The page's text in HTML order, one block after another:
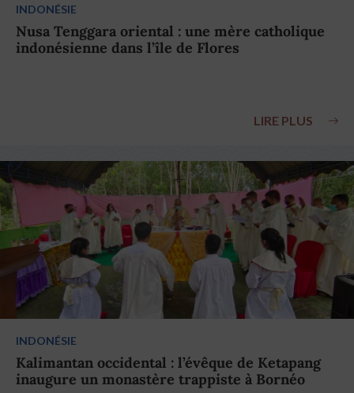
INDONÉSIE
Nusa Tenggara oriental : une mère catholique
indonésienne dans l’île de Flores
LIRE PLUS
INDONÉSIE
Kalimantan occidental : l’évêque de Ketapang
inaugure un monastère trappiste à Bornéo